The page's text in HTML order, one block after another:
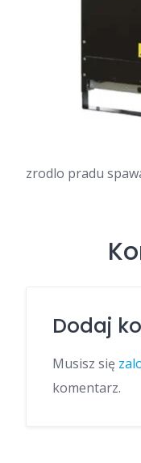
zrodlo pradu
Dodaj
Musisz się
komentarz.